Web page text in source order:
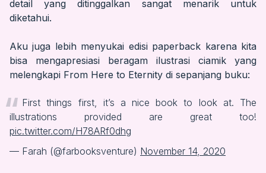
detail yang ditinggalkan sangat menarik untuk
diketahui.
Aku juga lebih menyukai edisi paperback karena kita
bisa mengapresiasi beragam ilustrasi ciamik yang
melengkapi From Here to Eternity di sepanjang buku:
First things first, it’s a nice book to look at. The
illustrations provided are great too!
pic.twitter.com/H78ARf0dhg
— Farah (@farbooksventure) November 14, 2020